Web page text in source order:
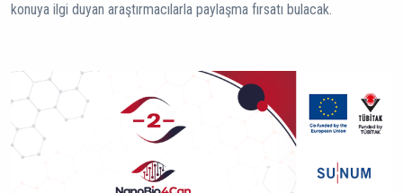
konuya ilgi duyan araştırmacılarla paylaşma fırsatı bulacak.